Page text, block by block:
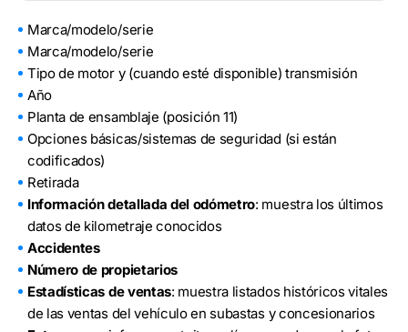
Marca/modelo/serie
Marca/modelo/serie
Tipo de motor y (cuando esté disponible) transmisión
Año
Planta de ensamblaje (posición 11)
Opciones básicas/sistemas de seguridad (si están
codificados)
Retirada
Información detallada del odómetro: muestra los últimos
datos de kilometraje conocidos
Accidentes
Número de propietarios
Estadísticas de ventas: muestra listados históricos vitales
de las ventas del vehículo en subastas y concesionarios